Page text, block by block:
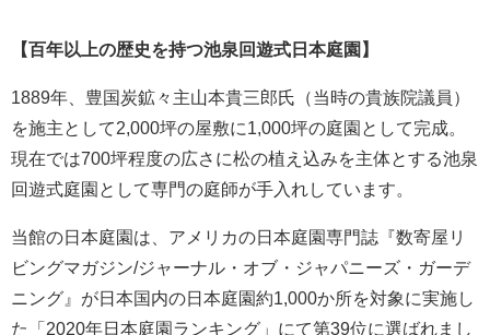
【百年以上の歴史を持つ池泉回遊式日本庭園】
1889年、豊国炭鉱々主山本貴三郎氏（当時の貴族院議員）
を施主として2,000坪の屋敷に1,000坪の庭園として完成。
現在では700坪程度の広さに松の植え込みを主体とする池泉
回遊式庭園として専門の庭師が手入れしています。
当館の日本庭園は、アメリカの日本庭園専門誌『数寄屋リ
ビングマガジン/ジャーナル・オブ・ジャパニーズ・ガーデ
ニング』が日本国内の日本庭園約1,000か所を対象に実施し
た「2020年日本庭園ランキング」にて第39位に選ばれまし